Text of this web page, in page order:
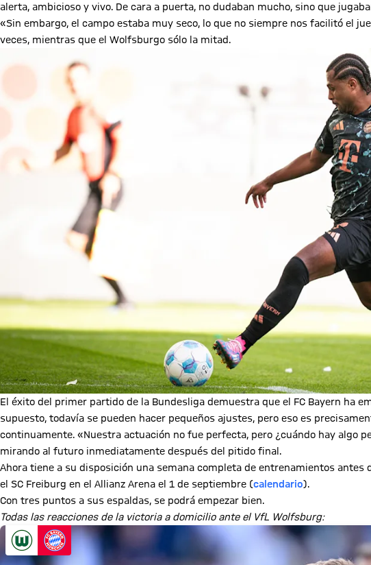
alerta, ambicioso y vivo. De cara a puerta, no dudaban mucho, sino que
«Sin embargo, el campo estaba muy seco, lo que no siempre nos facilitó el
veces, mientras que el Wolfsburgo sólo la mitad.
El éxito del primer partido de la Bundesliga demuestra que el FC Bayern ha
supuesto, todavía se pueden hacer pequeños ajustes, pero eso es
continuamente. «Nuestra actuación no fue perfecta, pero ¿cuándo hay algo
mirando al futuro inmediatamente después del pitido final.
Ahora tiene a su disposición una semana completa de entrenamientos
el SC Freiburg en el Allianz Arena el 1 de septiembre (calendario).
Con tres puntos a sus espaldas, se podrá empezar bien.
Todas las reacciones de la victoria a domicilio ante el VfL Wolfsburg: